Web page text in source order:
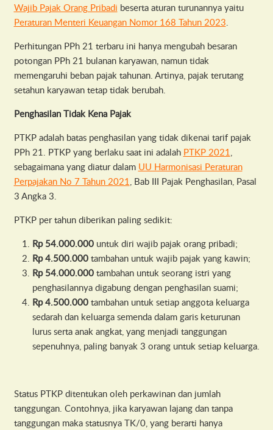
Wajib Pajak Orang Pribadi beserta aturan turunannya yaitu
Peraturan Menteri Keuangan Nomor 168 Tahun 2023
Perhitungan PPh 21 terbaru ini hanya mengubah besaran
potongan PPh 21 bulanan karyawan, namun tidak
memengaruhi beban pajak tahunan. Artinya, pajak terutang
setahun karyawan tetap tidak berubah.
Penghasilan Tidak Kena Pajak
PTKP adalah batas penghasilan yang tidak dikenai tarif pajak
PPh 21. PTKP yang berlaku saat ini adalah PTKP 2021
sebagaimana yang diatur dalam UU Harmonisasi Peraturan
Perpajakan No 7 Tahun 2021 , Bab III Pajak Penghasilan, Pasal
3 Angka 3.
PTKP per tahun diberikan paling sedikit:
Rp 54.000.000untuk diri wajib pajak orang pribadi;
Rp 4.500.000tambahan untuk wajib pajak yang kawin;
Rp 54.000.000tambahan untuk seorang istri yang
penghasilannya digabung dengan penghasilan suami;
Rp 4.500.000tambahan untuk setiap anggota keluarga
sedarah dan keluarga semenda dalam garis keturunan
lurus serta anak angkat, yang menjadi tanggungan
sepenuhnya, paling banyak 3 orang untuk setiap keluarga.
Status PTKP ditentukan oleh perkawinan dan jumlah
tanggungan. Contohnya, jika karyawan lajang dan tanpa
tanggungan maka statusnya TK/0, yang berarti hanya